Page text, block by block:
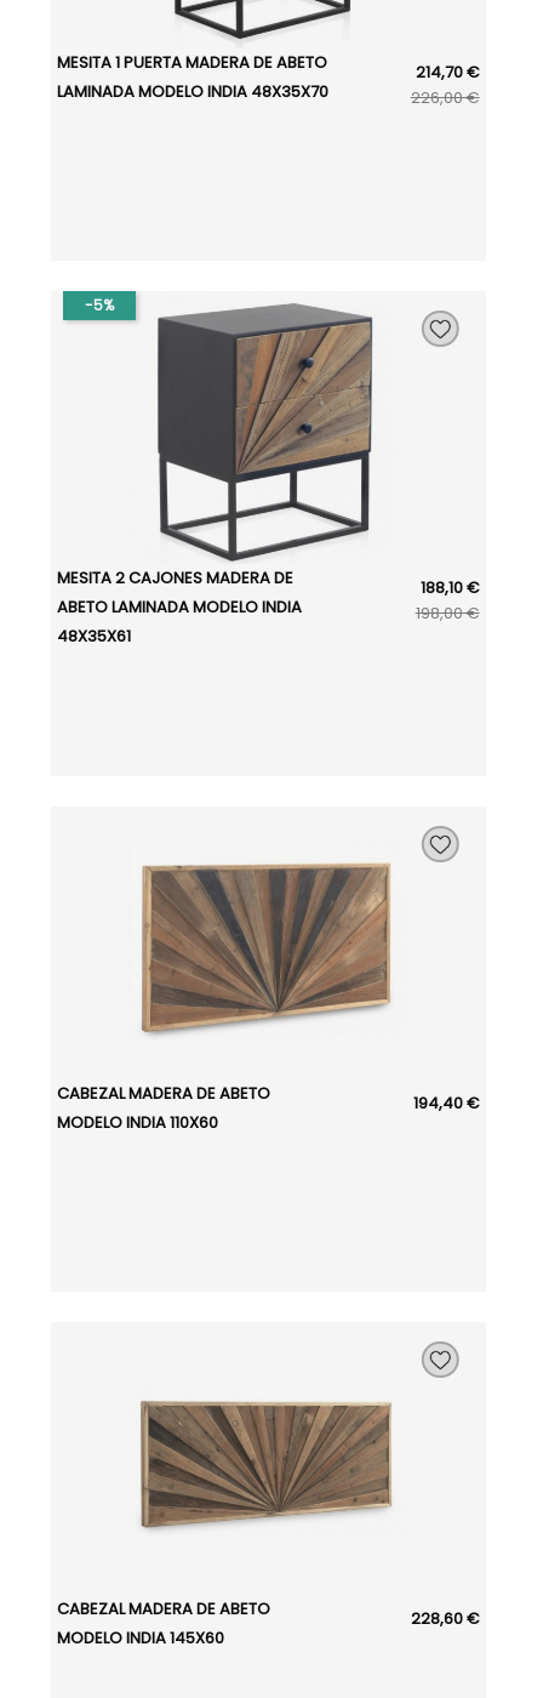
MESITA 1 PUERTA MADERA DE ABETO
LAMINADA MODELO INDIA 48X35X70
214,70 €
226,00 €
MESITA 2 CAJONES MADERA DE
ABETO LAMINADA MODELO INDIA
48X35X61
188,10 €
198,00 €
-5%
CABEZAL MADERA DE ABETO
MODELO INDIA 110X60
194,40 €
CABEZAL MADERA DE ABETO
MODELO INDIA 145X60
228,60 €